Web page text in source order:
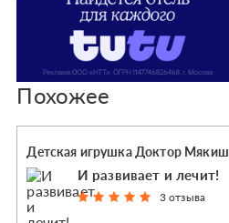
Похожее
Детская игрушка Доктор Мякиш
И развивает и лечит!
3 отзыва